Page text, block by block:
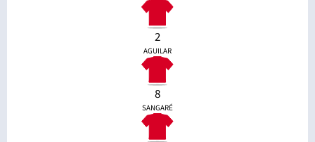
2
AGUILAR
8
SANGARÉ